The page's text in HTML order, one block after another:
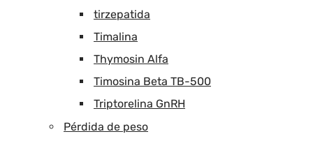
tirzepatida
Timalina
Thymosin Alfa
Timosina Beta TB-500
Triptorelina GnRH
Pérdida de peso